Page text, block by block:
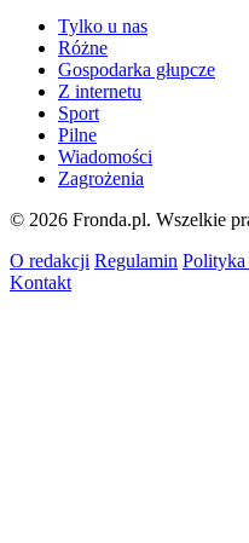
Tylko u nas
Różne
Gospodarka głupcze
Z internetu
Sport
Pilne
Wiadomości
Zagrożenia
© 2026 Fronda.pl. Wszelkie
O redakcji Regulamin Polityka
Kontakt